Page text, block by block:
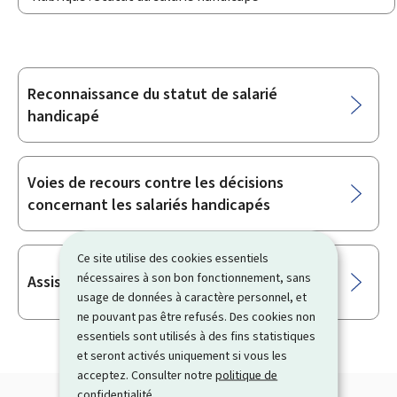
Ce site utilise des cookies essentiels
nécessaires à son bon fonctionnement, sans
usage de données à caractère personnel, et
ne pouvant pas être refusés. Des cookies non
essentiels sont utilisés à des fins statistiques
et seront activés uniquement si vous les
acceptez. Consulter notrepolitique de
Sous-
rubriques
Reconnaissance du statut de salarié
handicapé
Voies de recours contre les décisions
concernant les salariés handicapés
Assistance à l’inclusion